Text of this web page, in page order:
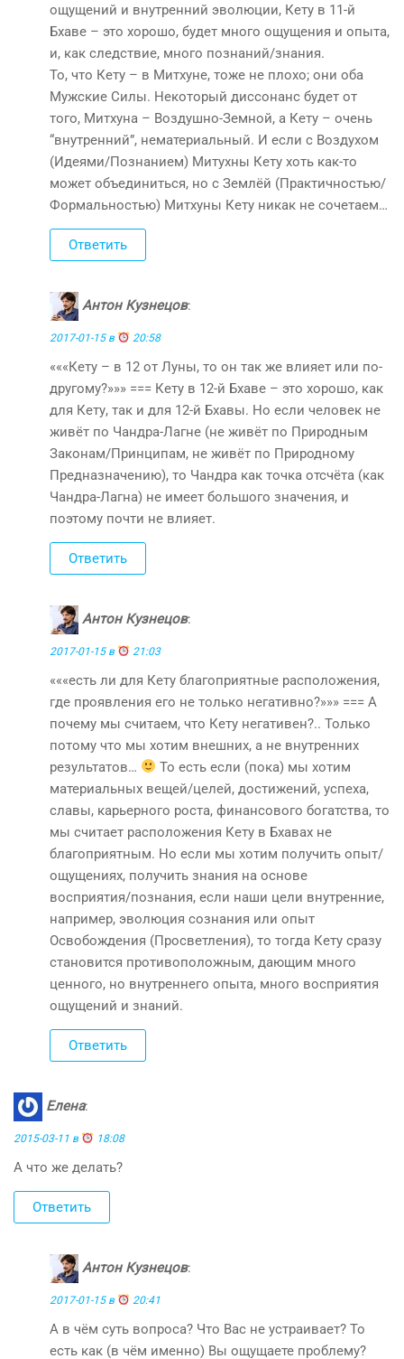
ощущений и внутренний эволюции, Кету в 11-й
Бхаве – это хорошо, будет много ощущения и опыта,
и, как следствие, много познаний/знания.
То, что Кету – в Митхуне, тоже не плохо; они оба
Мужские Силы. Некоторый диссонанс будет от
того, Митхуна – Воздушно-Земной, а Кету – очень
“внутренний”, нематериальный. И если с Воздухом
(Идеями/Познанием) Митухны Кету хоть как-то
может объединиться, но с Землёй (Практичностью/
Формальностью) Митхуны Кету никак не сочетаем…
Ответить
Антон Кузнецов:
2017-01-15 в 20:58
«««Кету – в 12 от Луны, то он так же влияет или по-
другому?»»» === Кету в 12-й Бхаве – это хорошо, как
для Кету, так и для 12-й Бхавы. Но если человек не
живёт по Чандра-Лагне (не живёт по Природным
Законам/Принципам, не живёт по Природному
Предназначению), то Чандра как точка отсчёта (как
Чандра-Лагна) не имеет большого значения, и
поэтому почти не влияет.
Ответить
Антон Кузнецов:
2017-01-15 в 21:03
«««есть ли для Кету благоприятные расположения,
где проявления его не только негативно?»»» === А
почему мы считаем, что Кету негативен?.. Только
потому что мы хотим внешних, а не внутренних
результатов…
То есть если (пока) мы хотим
материальных вещей/целей, достижений, успеха,
славы, карьерного роста, финансового богатства, то
мы считает расположения Кету в Бхавах не
благоприятным. Но если мы хотим получить опыт/
ощущениях, получить знания на основе
восприятия/познания, если наши цели внутренние,
например, эволюция сознания или опыт
Освобождения (Просветления), то тогда Кету сразу
становится противоположным, дающим много
ценного, но внутреннего опыта, много восприятия
ощущений и знаний.
Ответить
Елена:
2015-03-11 в 18:08
А что же делать?
Ответить
Антон Кузнецов:
2017-01-15 в 20:41
А в чём суть вопроса? Что Вас не устраивает? То
есть как (в чём именно) Вы ощущаете проблему?